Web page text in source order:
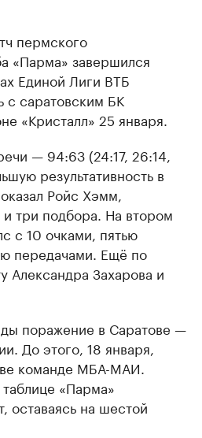
пермского
«Парма» завершился
Единой Лиги ВТБ
с саратовским БК
«Кристалл» 25 января.
— 94:63 (24:17, 26:14,
результативность в
Ройс Хэмм,
и три подбора. На втором
с 10 очками, пятью
передачами. Ещё по
Александра Захарова и
поражение в Саратове —
До этого, 18 января,
команде МБА-МАИ.
«Парма»
оставаясь на шестой